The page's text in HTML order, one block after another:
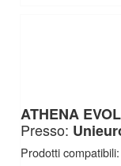
ATHENA
Presso:
Prodotti